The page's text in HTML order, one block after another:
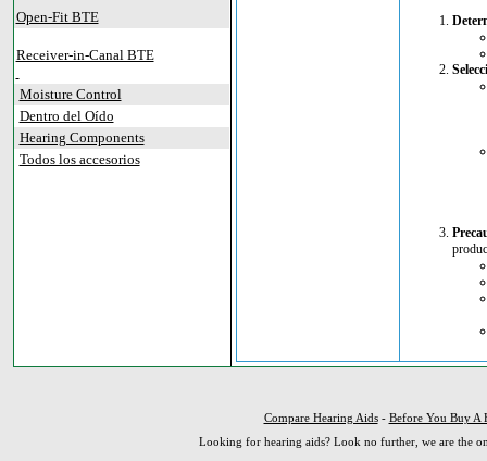
Open-Fit BTE
Receiver-in-Canal BTE
Moisture Control
Dentro del Oído
Hearing Components
Todos los accesorios
Compare Hearing Aids- Before You Buy A
Looking for hearing aids? Look no further, we are the